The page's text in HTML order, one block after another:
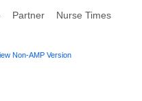
Partner Nurse Times
Non-AMP Version